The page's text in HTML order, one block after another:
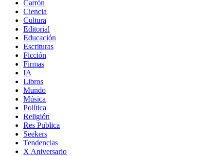
Carrón
Ciencia
Cultura
Editorial
Educación
Escrituras
Ficción
Firmas
IA
Libros
Mundo
Música
Política
Religión
Res Publica
Seekers
Tendencias
X Aniversario